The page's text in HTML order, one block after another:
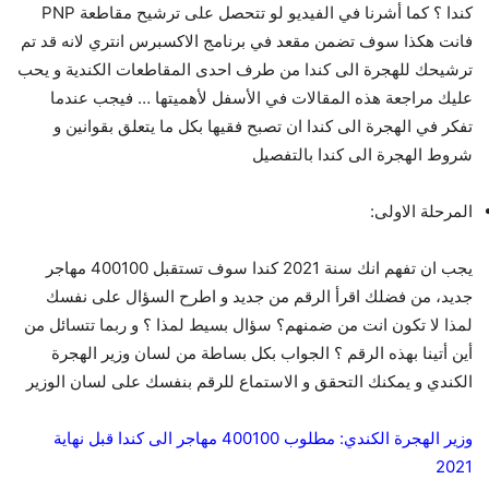
كندا ؟ كما أشرنا في الفيديو لو تتحصل على ترشيح مقاطعة PNP
فانت هكذا سوف تضمن مقعد في برنامج الاكسبرس انتري لانه قد تم
ترشيحك للهجرة الى كندا من طرف احدى المقاطعات الكندية و يحب
عليك مراجعة هذه المقالات في الأسفل لأهميتها … فيجب عندما
تفكر في الهجرة الى كندا ان تصبح فقيها بكل ما يتعلق بقوانين و
شروط الهجرة الى كندا بالتفصيل
المرحلة الاولى:
يجب ان تفهم انك سنة 2021 كندا سوف تستقبل 400100 مهاجر
جديد، من فضلك اقرأ الرقم من جديد و اطرح السؤال على نفسك
لمذا لا تكون انت من ضمنهم؟ سؤال بسيط لمذا ؟ و ربما تتسائل من
أين أتينا بهذه الرقم ؟ الجواب بكل بساطة من لسان وزير الهجرة
الكندي و يمكنك التحقق و الاستماع للرقم بنفسك على لسان الوزير
وزير الهجرة الكندي: مطلوب 400100 مهاجر الى كندا قبل نهاية
2021